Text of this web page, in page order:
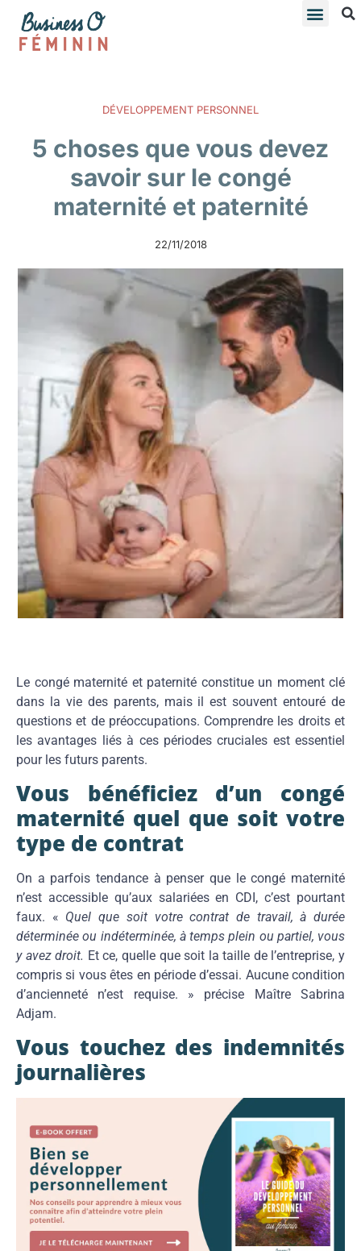
DÉVELOPPEMENT PERSONNEL
5 choses que vous devez
savoir sur le congé
maternité et paternité
22/11/2018
Le congé maternité et paternité constitue un moment clé
dans la vie des parents, mais il est souvent entouré de
questions et de préoccupations. Comprendre les droits et
les avantages liés à ces périodes cruciales est essentiel
pour les futurs parents.
Vous bénéficiez d’un congé
maternité quel que soit votre
type de contrat
On a parfois tendance à penser que le congé maternité
n’est accessible qu’aux salariées en CDI, c’est pourtant
faux. « Quel que soit votre contrat de travail, à durée
déterminée ou indéterminée, à temps plein ou partiel, vous
y avez droit. Et ce, quelle que soit la taille de l’entreprise, y
compris si vous êtes en période d’essai. Aucune condition
d’ancienneté n’est requise. » précise Maître Sabrina
Adjam.
Vous touchez des indemnités
journalières